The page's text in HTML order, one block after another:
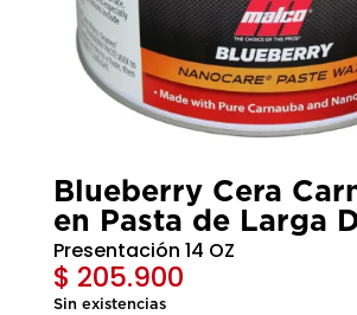
Blueberry Cera
en Pasta de Larga
Presentación 14 OZ
$ 205.900
Sin existencias